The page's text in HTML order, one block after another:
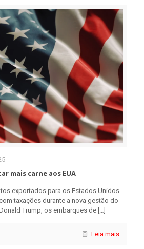
mais carne aos EUA
exportados para os Estados Unidos
taxações durante a nova gestão do
Trump, os embarques de […]
Leia mais